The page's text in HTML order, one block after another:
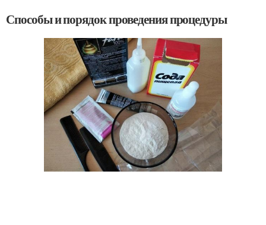
Способы и порядок проведения процедуры